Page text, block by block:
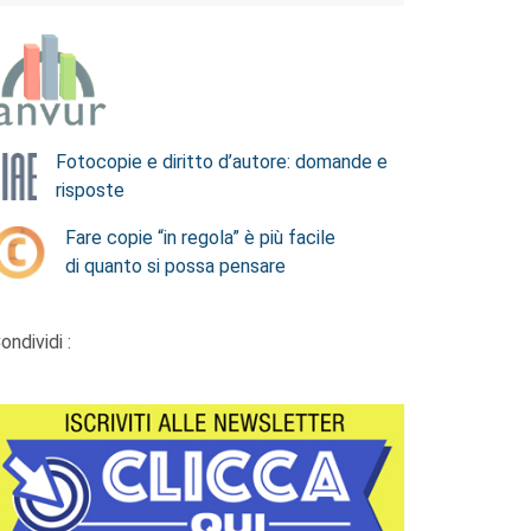
Fotocopie e diritto d’autore: domande e
risposte
Fare copie “in regola” è più facile
di quanto si possa pensare
: